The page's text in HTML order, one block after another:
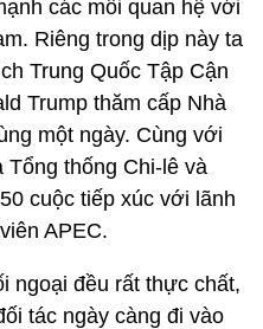
các mối quan hệ với
Riêng trong dịp này ta
Trung Quốc Tập Cận
Trump thăm cấp Nhà
một ngày. Cùng với
Tổng thống Chi-lê và
cuộc tiếp xúc với lãnh
APEC.
ngoại đều rất thực chất,
tác ngày càng đi vào